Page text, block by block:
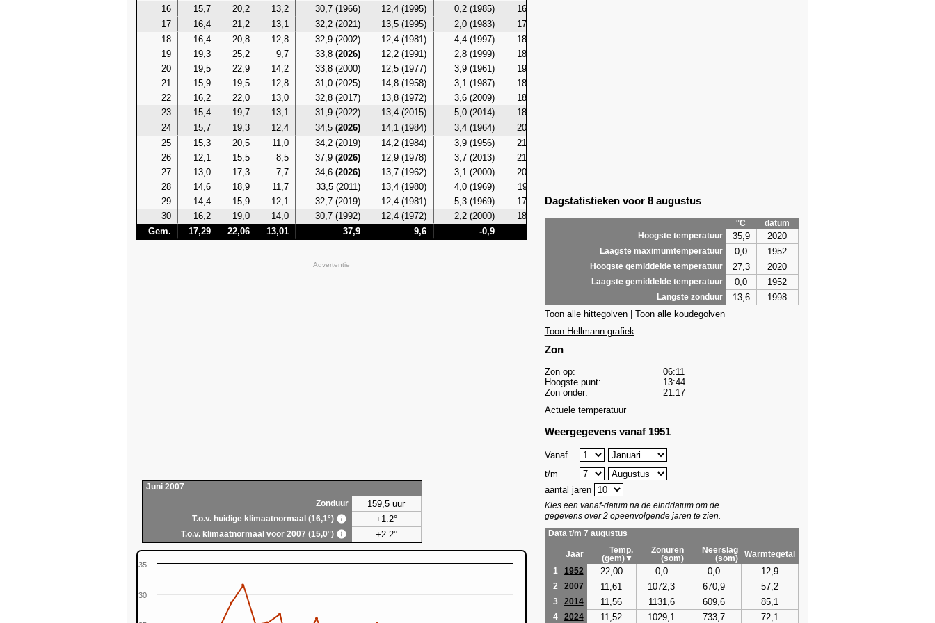
16
15,7 20,2 13,2 30,7 (1966) 12,4 (1995) 0,2 (1985) 16,0 (1986)
17
16,4 21,2 13,1 32,2 (2021) 13,5 (1995) 2,0 (1983) 17,9 (1986)
18
16,4 20,8 12,8 32,9 (2002) 12,4 (1981) 4,4 (1997) 18,2 (2021)
19
19,3 25,2 9,7 33,8 (2026) 12,2 (1991) 2,8 (1999) 18,6 (2023)
20
19,5 22,9 14,2 33,8 (2000) 12,5 (1977) 3,9 (1961) 19,7 (2000)
21
15,9 19,5 12,8 31,0 (2025) 14,8 (1958) 3,1 (1987) 18,4
22
16,2 22,0 13,0 32,8 (2017) 13,8 (1972) 3,6 (2009) 18,0 (1983)
23
15,4 19,7 13,1 31,9 (2022) 13,4 (2015) 5,0 (2014) 18,4 (2016)
24
15,7 19,3 12,4 34,5 (2026) 14,1 (1984) 3,4 (1964) 20,0 (2005)
25
15,3 20,5 11,0 34,2 (2019) 14,2 (1984) 3,9 (1956) 21,7
26
12,1 15,5 8,5 37,9 (2026) 12,9 (1978) 3,7 (2013) 21,0
27
13,0 17,3 7,7 34,6 (2026) 13,7 (1962) 3,1 (2000) 20,4
28
14,6 18,9 11,7 33,5 (2011) 13,4 (1980) 4,0 (1969) 19,1 (2011)
29
14,4 15,9 12,1 32,7 (2019) 12,4 (1981) 5,3 (1969) 17,4 (1987) 10,6 (1962)
24,0 (2019)
30
16,2 19,0 14,0 30,7 (1992) 12,4 (1972) 2,2 (2000) 18,0 (1992) 10,4 (1984)
23,7 (1992)
Gem.
17,29 22,06 13,01 37,9 9,6 -0,9
Advertentie
Juni 2007
Zonduur
159,5 uur
T.o.v. huidige klimaatnormaal (16,1°) +1.2°
T.o.v. klimaatnormaal voor 2007 (15,0°) +2.2°
30
35
Dagstatistieken voor 8 augustus
°C
datum
Hoogste temperatuur
35,9 2020
Laagste maximumtemperatuur 0,0 1952
Hoogste gemiddelde temperatuur 27,3 2020
Laagste gemiddelde temperatuur 0,0 1952
Langste zonduur 13,6
1998
Toon alle hittegolven| Toon alle koudegolven
Toon Hellmann-grafiek
Zon
Zon op:
06:11
Hoogste punt:
13:44
Zon onder:
21:17
Actuele temperatuur
Weergegevens vanaf 1951
Vanaf
t/m
aantal jaren
Kies een vanaf-datum na de einddatum om de
gegevens over 2 opeenvolgende jaren te zien.
Data t/m 7 augustus
Jaar
Temp.
(gem)▼
Zonuren
(som)
Neerslag
(som)
Warmtegetal
1
1952 22,00 0,0 0,0 12,9
2 2007 11,61 1072,3 670,9 57,2
3 2014 11,56 1131,6 609,6 85,1
4 2024 11,52 1029,1 733,7 72,1